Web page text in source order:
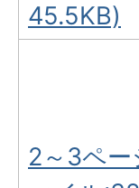
45.5KB)
2～3ペー